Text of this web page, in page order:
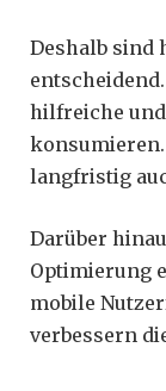
Deshalb sind
hilfreiche
konsumieren.
langfristig
Darüber
Optimierung
mobile
verbessern